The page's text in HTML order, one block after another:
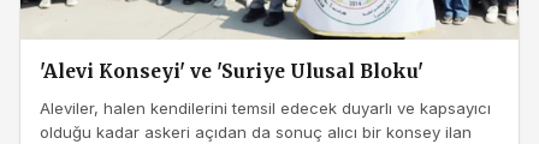
'Alevi Konseyi' ve 'Suriye Ulusal Bloku'
Aleviler, halen kendilerini temsil edecek duyarlı ve kapsayıcı
olduğu kadar askeri açıdan da sonuç alıcı bir konsey ilan